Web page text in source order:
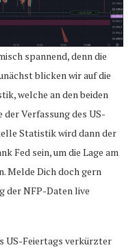
spannend, denn die
blicken wir auf die
welche an den beiden
Verfassung des US-
Statistik wird dann der
Fed sein, um die Lage am
Melde Dich doch gern
der NFP-Daten live
US-Feiertags verkürzter